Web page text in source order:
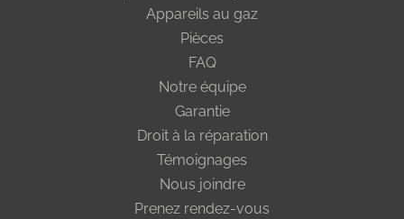
Appareils au gaz
Pièces
FAQ
Notre équipe
Garantie
Droit à la réparation
Témoignages
Nous joindre
Prenez rendez-vous